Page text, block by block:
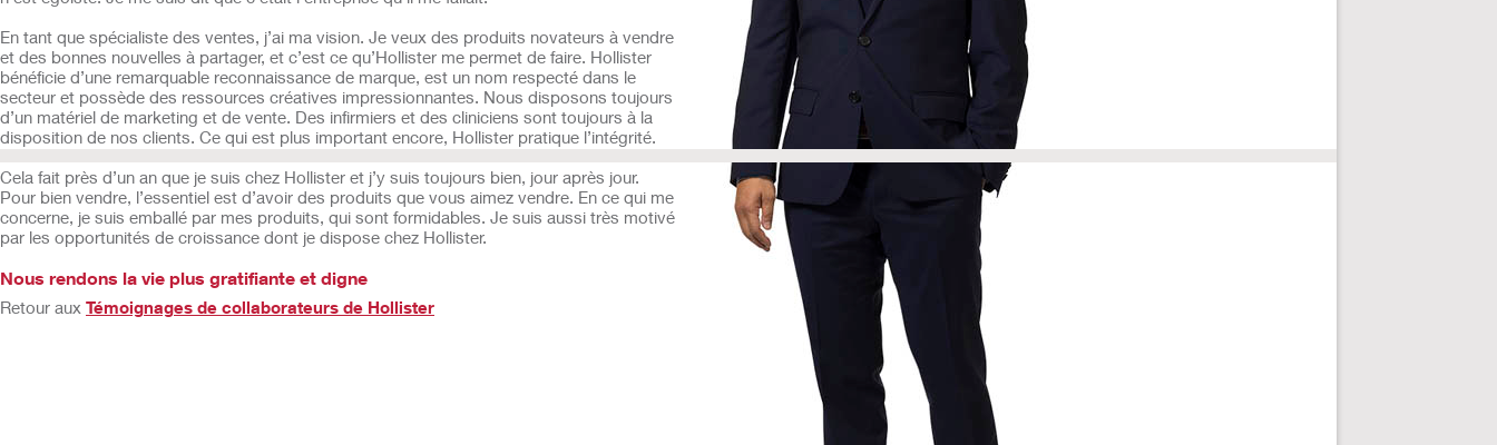
En tant que spécialiste des ventes, j’ai ma vision. Je veux des produits novateurs à vendre
et des bonnes nouvelles à partager, et c’est ce qu’Hollister me permet de faire. Hollister
bénéficie d’une remarquable reconnaissance de marque, est un nom respecté dans le
secteur et possède des ressources créatives impressionnantes. Nous disposons toujours
d’un matériel de marketing et de vente. Des infirmiers et des cliniciens sont toujours à la
disposition de nos clients. Ce qui est plus important encore, Hollister pratique l’intégrité.
Cela fait près d’un an que je suis chez Hollister et j’y suis toujours bien, jour après jour.
Pour bien vendre, l’essentiel est d’avoir des produits que vous aimez vendre. En ce qui me
concerne, je suis emballé par mes produits, qui sont formidables. Je suis aussi très motivé
par les opportunités de croissance dont je dispose chez Hollister.
Nous rendons la vie plus gratifiante et digne
Retour aux Témoignages de collaborateurs de Hollister